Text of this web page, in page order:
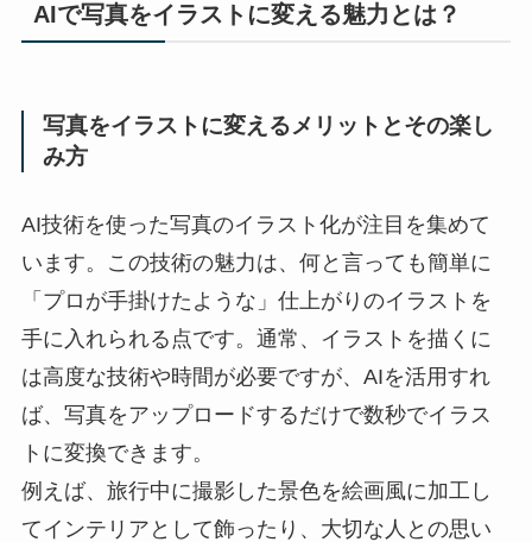
AIで写真をイラストに変える魅力とは？
写真をイラストに変えるメリットとその楽し
み方
AI技術を使った写真のイラスト化が注目を集めて
います。この技術の魅力は、何と言っても簡単に
「プロが手掛けたような」仕上がりのイラストを
手に入れられる点です。通常、イラストを描くに
は高度な技術や時間が必要ですが、AIを活用すれ
ば、写真をアップロードするだけで数秒でイラス
トに変換できます。
例えば、旅行中に撮影した景色を絵画風に加工し
てインテリアとして飾ったり、大切な人との思い